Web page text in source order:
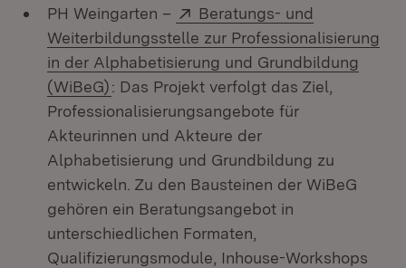
PH Weingarten – Extern:
Beratungs- und
Weiterbildungsstelle zur Professionalisierung
in der Alphabetisierung und Grundbildung
(WiBeG)(Öffnet in neuem Fenster)
: Das Projekt verfolgt das Ziel,
Professionalisierungsangebote für
Akteurinnen und Akteure der
Alphabetisierung und Grundbildung zu
entwickeln. Zu den Bausteinen der WiBeG
gehören ein Beratungsangebot in
unterschiedlichen Formaten,
Qualifizierungsmodule, Inhouse-Workshops